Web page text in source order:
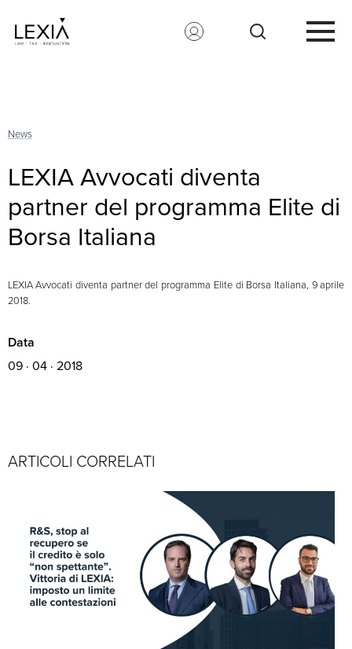
News
LEXIA Avvocati diventa
partner del programma Elite di
Borsa Italiana
LEXIA Avvocati diventa partner del programma Elite di Borsa Italiana, 9 aprile
2018.
Data
09 · 04 · 2018
ARTICOLI CORRELATI